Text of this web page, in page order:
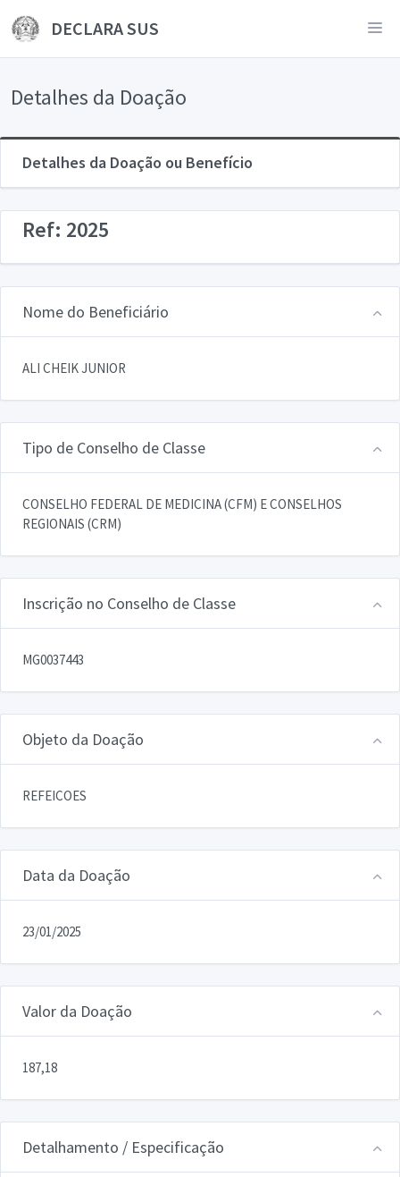
DECLARA SUS
Detalhes da Doação
Detalhes da Doação ou Benefício
Ref: 2025
Nome do Beneficiário
ALI CHEIK JUNIOR
Tipo de Conselho de Classe
CONSELHO FEDERAL DE MEDICINA (CFM) E CONSELHOS
REGIONAIS (CRM)
Inscrição no Conselho de Classe
MG0037443
Objeto da Doação
REFEICOES
Data da Doação
23/01/2025
Valor da Doação
187,18
Detalhamento / Especificação